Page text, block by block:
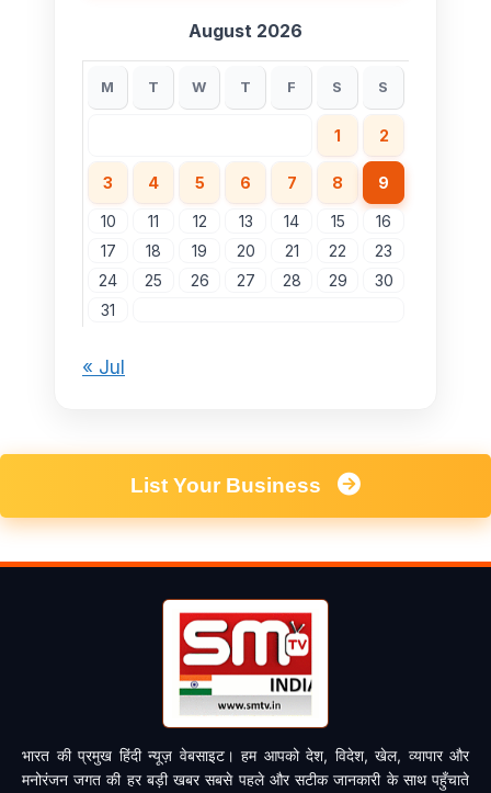
August 2026
M T W T F S S
1 2
3 4 5 6 7 8 9
10 11 12 13 14 15
16
17
18 19 20 21 22
23
24
25 26 27 28 29
30
31
« Jul
List Your Business
भारत की प्रमुख हिंदी न्यूज़ वेबसाइट। हम आपको देश, विदेश, खेल, व्यापार और
मनोरंजन जगत की हर बड़ी खबर सबसे पहले और सटीक जानकारी के साथ पहुँचाते